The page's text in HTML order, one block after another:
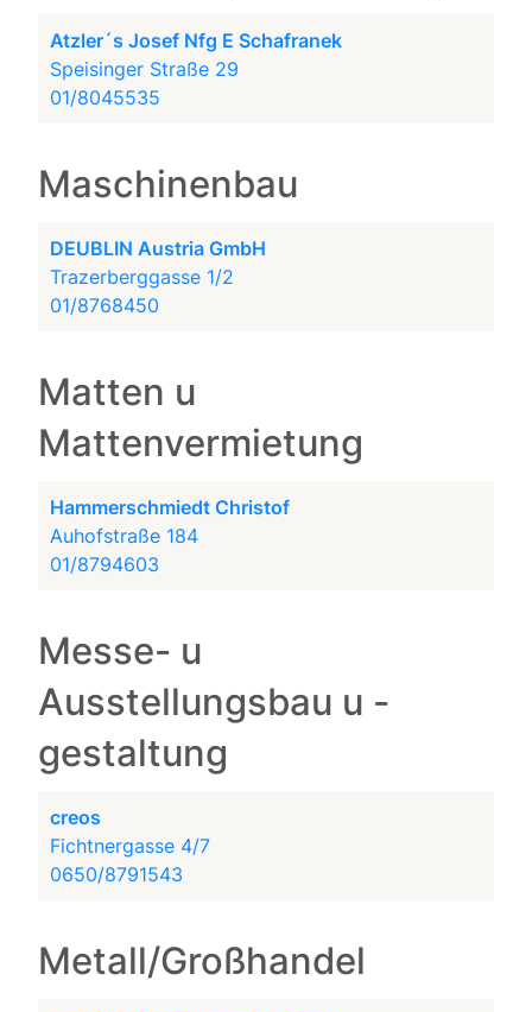
Atzler´s Josef Nfg E Schafranek
Speisinger Straße 29
01/8045535
Maschinenbau
DEUBLIN Austria GmbH
Trazerberggasse 1/2
01/8768450
Matten u
Mattenvermietung
Hammerschmiedt Christof
Auhofstraße 184
01/8794603
Messe- u
Ausstellungsbau u -
gestaltung
creos
Fichtnergasse 4/7
0650/8791543
Metall/Großhandel